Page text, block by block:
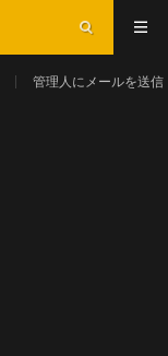
管理人にメールを送信